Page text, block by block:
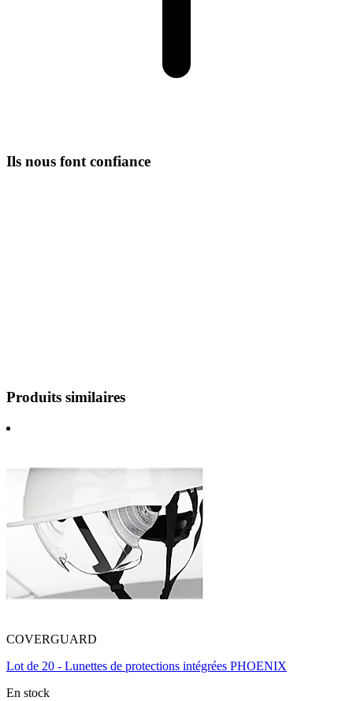
Ils nous font confiance
Produits similaires
COVERGUARD
Lot de 20 - Lunettes de protections intégrées PHOENIX
En stock